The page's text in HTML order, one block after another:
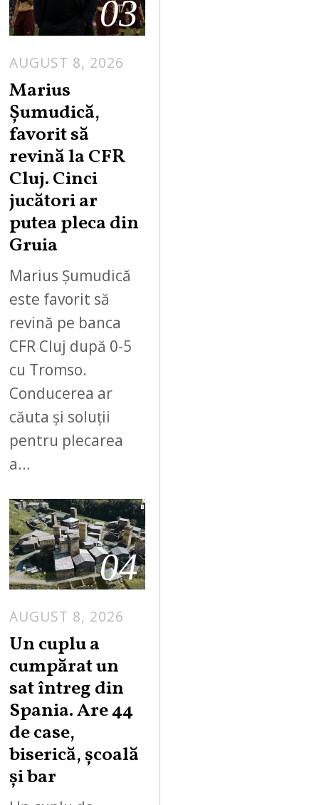
03
AUGUST 8, 2026
Marius
Șumudică,
favorit să
revină la CFR
Cluj. Cinci
jucători ar
putea pleca din
Gruia
Marius Șumudică
este favorit să
revină pe banca
CFR Cluj după 0-5
cu Tromso.
Conducerea ar
căuta și soluții
pentru plecarea
a…
04
AUGUST 8, 2026
Un cuplu a
cumpărat un
sat întreg din
Spania. Are 44
de case,
biserică, școală
și bar